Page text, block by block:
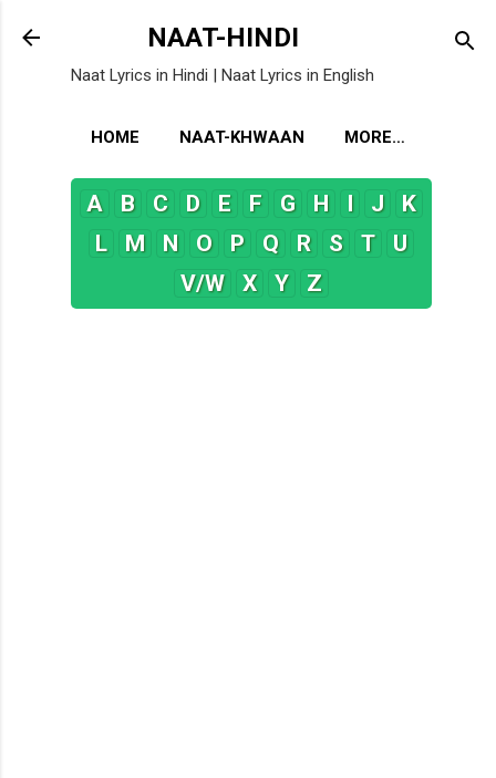
Skip to main content
NAAT-HINDI
Naat Lyrics in Hindi | Naat Lyrics in English
HOME NAAT-KHWAAN MORE…
A B C D E F G H I J
K
L
M N O P Q R S T
U
V/W
X Y Z